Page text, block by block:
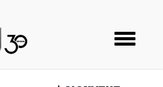
Toggle
navigation